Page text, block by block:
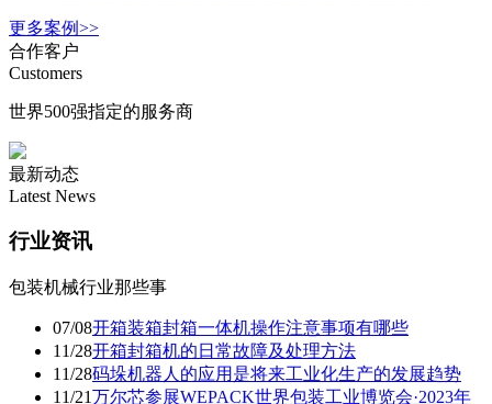
更多案例>>
合作客户
Customers
世界500强指定的服务商
最新动态
Latest News
行业资讯
包装机械行业那些事
07/08开箱装箱封箱一体机操作注意事项有哪些
11/28开箱封箱机的日常故障及处理方法
11/28码垛机器人的应用是将来工业化生产的发展趋势
11/21万尔芯参展WEPACK世界包装工业博览会·2023年